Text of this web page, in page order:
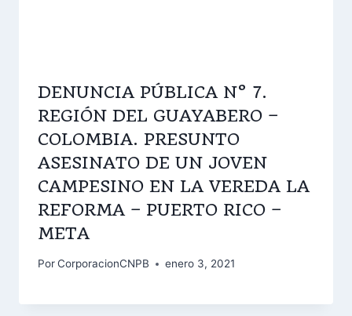
DENUNCIA PÚBLICA N° 7.
REGIÓN DEL GUAYABERO –
COLOMBIA. PRESUNTO
ASESINATO DE UN JOVEN
CAMPESINO EN LA VEREDA LA
REFORMA – PUERTO RICO –
META
PorCorporacionCNPB enero 3, 2021